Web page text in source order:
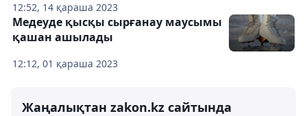
12:52, 14 қараша 2023
12:12, 01 қараша 2023
Медеуде қысқы сырғанау маусымы
қашан ашылады
Жаңалықтан zakon.kz сайтында